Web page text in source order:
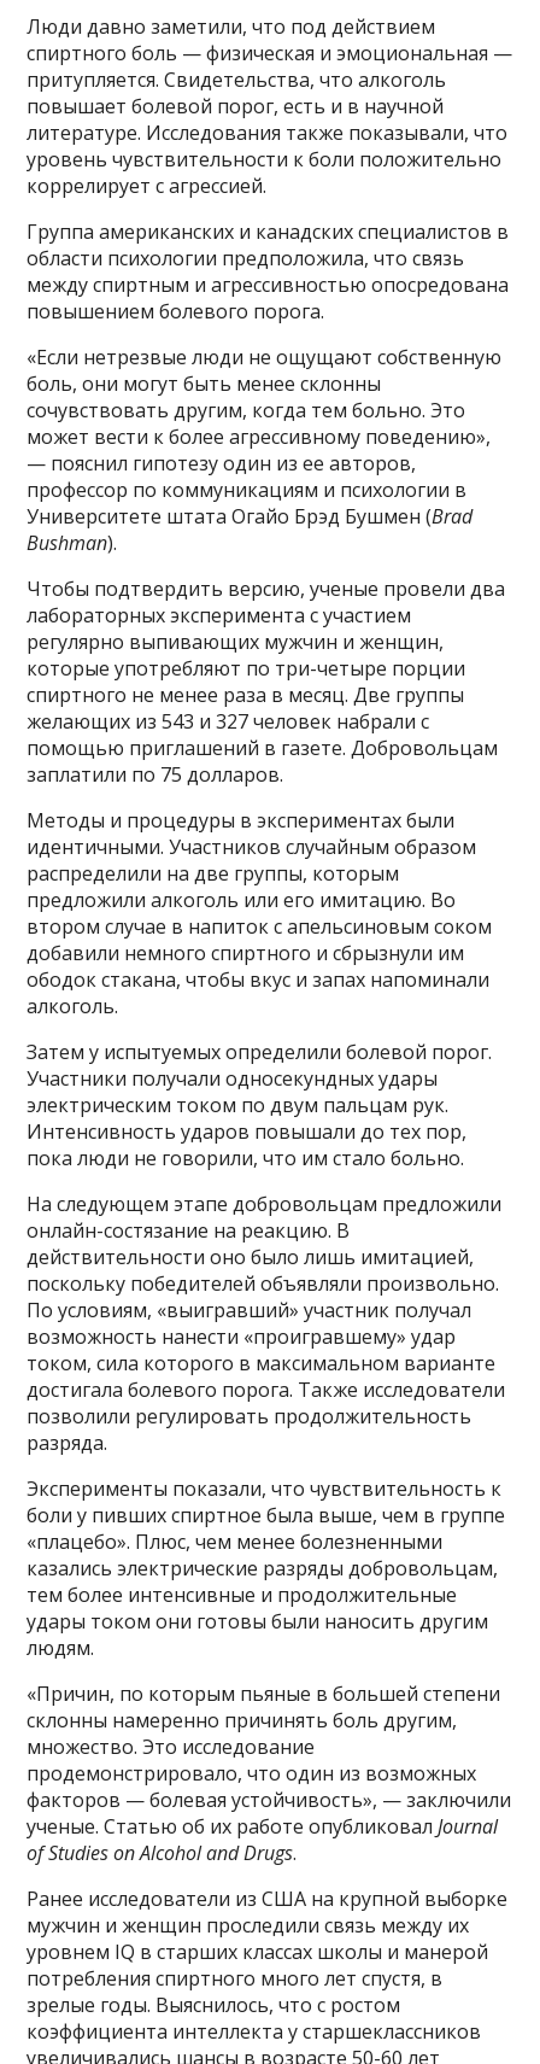
Люди давно заметили, что под действием
спиртного боль — физическая и эмоциональная —
притупляется. Свидетельства, что алкоголь
повышает болевой порог, есть и в научной
литературе. Исследования также показывали, что
уровень чувствительности к боли положительно
коррелирует с агрессией.
Группа американских и канадских специалистов в
области психологии предположила, что связь
между спиртным и агрессивностью опосредована
повышением болевого порога.
«Если нетрезвые люди не ощущают собственную
боль, они могут быть менее склонны
сочувствовать другим, когда тем больно. Это
может вести к более агрессивному поведению»,
— пояснил гипотезу один из ее авторов,
профессор по коммуникациям и психологии в
Университете штата Огайо Брэд Бушмен (Brad
Bushman).
Чтобы подтвердить версию, ученые провели два
лабораторных эксперимента с участием
регулярно выпивающих мужчин и женщин,
которые употребляют по три-четыре порции
спиртного не менее раза в месяц. Две группы
желающих из 543 и 327 человек набрали с
помощью приглашений в газете. Добровольцам
заплатили по 75 долларов.
Методы и процедуры в экспериментах были
идентичными. Участников случайным образом
распределили на две группы, которым
предложили алкоголь или его имитацию. Во
втором случае в напиток с апельсиновым соком
добавили немного спиртного и сбрызнули им
ободок стакана, чтобы вкус и запах напоминали
алкоголь.
Затем у испытуемых определили болевой порог.
Участники получали односекундных удары
электрическим током по двум пальцам рук.
Интенсивность ударов повышали до тех пор,
пока люди не говорили, что им стало больно.
На следующем этапе добровольцам предложили
онлайн-состязание на реакцию. В
действительности оно было лишь имитацией,
поскольку победителей объявляли произвольно.
По условиям, «выигравший» участник получал
возможность нанести «проигравшему» удар
током, сила которого в максимальном варианте
достигала болевого порога. Также исследователи
позволили регулировать продолжительность
разряда.
Эксперименты показали, что чувствительность к
боли у пивших спиртное была выше, чем в группе
«плацебо». Плюс, чем менее болезненными
казались электрические разряды добровольцам,
тем более интенсивные и продолжительные
удары током они готовы были наносить другим
людям.
«Причин, по которым пьяные в большей степени
склонны намеренно причинять боль другим,
множество. Это исследование
продемонстрировало, что один из возможных
факторов — болевая устойчивость», — заключили
ученые. Статью об их работе опубликовалJournal
of Studies on Alcohol and Drugs.
Ранее исследователи из США на крупной выборке
мужчин и женщин проследили связь между их
уровнем IQ в старших классах школы и манерой
потребления спиртного много лет спустя, в
зрелые годы. Выяснилось, что с ростом
коэффициента интеллекта у старшеклассников
увеличивались шансы в возрасте 50-60 лет